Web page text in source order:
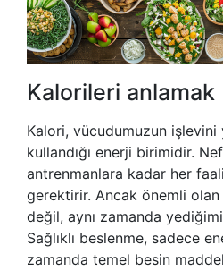
Kalorileri anlamak
Kalori, vücudumuzun
kullandığı enerji birimidir.
antrenmanlara kadar her
gerektirir. Ancak önemli
değil, aynı zamanda
Sağlıklı beslenme, sadece
zamanda temel besin